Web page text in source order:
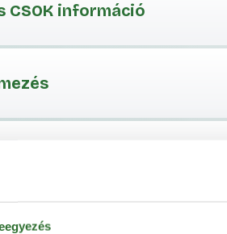
CSOK információ
dokumentáció